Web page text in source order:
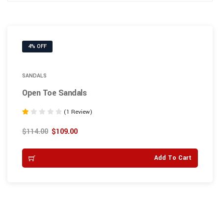
4% OFF
SANDALS
Open Toe Sandals
1.00
sur
5
(1 Review)
$114.00 $109.00
Add To Cart